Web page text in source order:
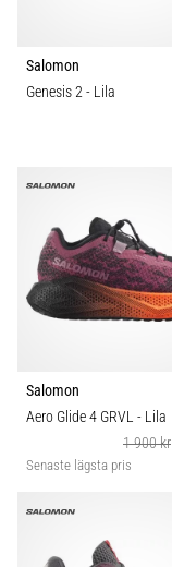
Salomon
Genesis 2- Lila
Salomon
Aero Glide 4 GRVL - Lila
1 900 kr
Senaste lägsta pris